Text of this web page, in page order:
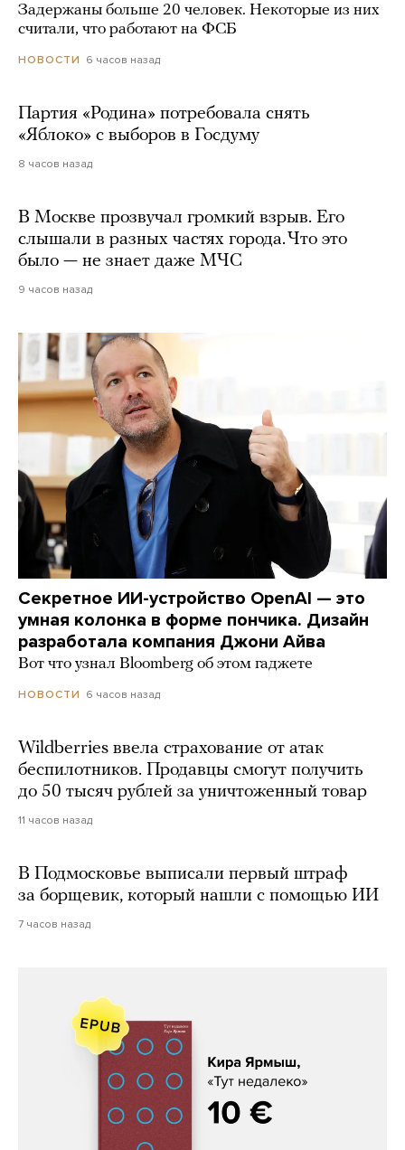
Задержаны больше 20 человек. Некоторые из них
считали, что работают на ФСБ
НОВОСТИ 6 часов назад
Партия «Родина» потребовала снять
«Яблоко» с выборов в Госдуму
8 часов назад
В Москве прозвучал громкий взрыв. Его
слышали в разных частях города. Что это
было — не знает даже МЧС
9 часов назад
Секретное ИИ-устройство OpenAI — это
умная колонка в форме пончика. Дизайн
разработала компания Джони Айва
Вот что узнал Bloomberg об этом гаджете
НОВОСТИ 6 часов назад
Wildberries ввела страхование от атак
беспилотников. Продавцы смогут получить
до 50 тысяч рублей за уничтоженный товар
11 часов назад
В Подмосковье выписали первый штраф
за борщевик, который нашли с помощью ИИ
7 часов назад